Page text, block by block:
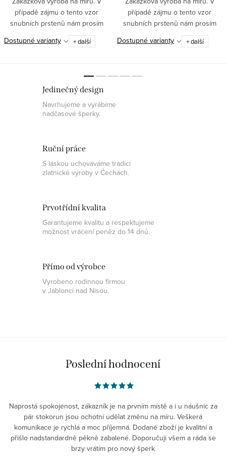
případě zájmu o tento vzor
snubních prstenů nám prosím
napište požadované velikosti do
dotazu k produktu nebo na
Dostupné varianty + další
případě zájmu o tento vzor
snubních prstenů nám prosím
napište požadované velikosti do
dotazu k produktu nebo na
Dostupné varianty + další
Jedinečný design
Navrhujeme a vyrábíme
nadčasové šperky.
Ruční práce
S láskou uchováváme tradici
zlatnické výroby v Čechách.
Prvotřídní kvalita
Garantujeme kvalitu a respektujeme
možnost vrácení peněz do 14 dnů.
Přímo od výrobce
Vyrobeno rodinnou firmou
v Jablonci nad Nisou.
Poslední hodnocení
Naprostá spokojenost, zákazník je na prvním místě a i u náušnic za
pár stokorun jsou ochotní udělat změnu na míru. Veškerá
komunikace je rychlá a moc příjemná. Dodané zboží je kvalitní a
přišlo nadstandardně pěkně zabalené. Doporučuji všem a ráda se
brzy vrátím pro nový šperk